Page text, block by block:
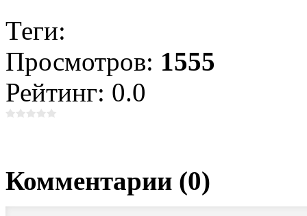
Теги:
Просмотров: 1555
Рейтинг: 0.0
Комментарии (0)